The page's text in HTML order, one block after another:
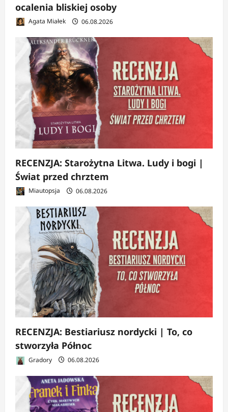
ocalenia bliskiej osoby
Agata Miałek 06.08.2026
RECENZJA: Starożytna Litwa. Ludy i bogi |
Świat przed chrztem
Miautopsja 06.08.2026
RECENZJA: Bestiariusz nordycki | To, co
stworzyła Północ
Gradory 06.08.2026